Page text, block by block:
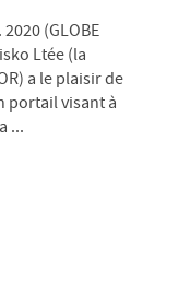
(GLOBE
Ltée (la
a le plaisir de
portail visant à
...